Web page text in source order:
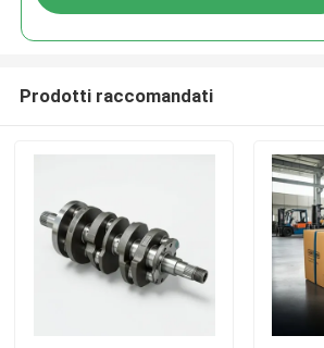
Prodotti raccomandati